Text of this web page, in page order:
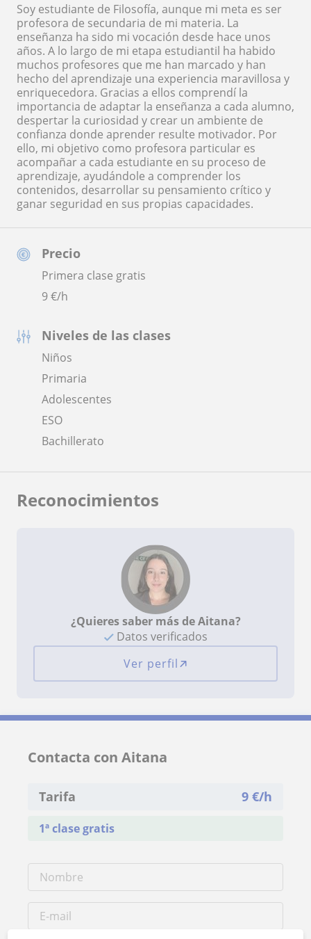
Precio
Primera clase gratis
9€/h
Niveles de las clases
Niños
Primaria
Adolescentes
ESO
Bachillerato
Soy estudiante de Filosofía, aunque mi meta es ser
profesora de secundaria de mi materia. La
enseñanza ha sido mi vocación desde hace unos
años. A lo largo de mi etapa estudiantil ha habido
muchos profesores que me han marcado y han
hecho del aprendizaje una experiencia maravillosa y
enriquecedora. Gracias a ellos comprendí la
importancia de adaptar la enseñanza a cada alumno,
despertar la curiosidad y crear un ambiente de
confianza donde aprender resulte motivador. Por
ello, mi objetivo como profesora particular es
acompañar a cada estudiante en su proceso de
aprendizaje, ayudándole a comprender los
contenidos, desarrollar su pensamiento crítico y
ganar seguridad en sus propias capacidades.
Reconocimientos
¿Quieres saber más de Aitana?
Datos verificados
Ver perfil
Contacta con Aitana
Tarifa 9 €/h
1ª clase gratis